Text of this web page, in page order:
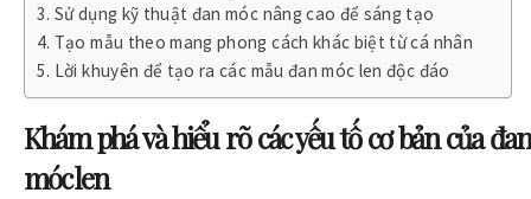
Sử dụng kỹ thuật đan móc nâng cao để sáng tạo
Tạo mẫu theo mang phong cách khác biệt từ cá nhân
Lời khuyên để tạo ra các mẫu đan móc len độc đáo
Khám phá và hiểu rõ các yếu tố cơ bản của đan
móc len